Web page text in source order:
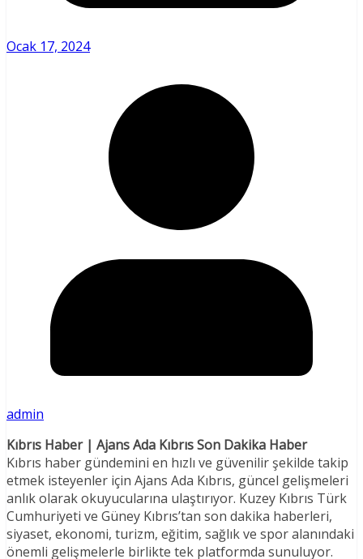
Ocak 17, 2024
admin
Kıbrıs Haber | Ajans Ada Kıbrıs Son Dakika Haber
Kıbrıs haber gündemini en hızlı ve güvenilir şekilde takip
etmek isteyenler için Ajans Ada Kıbrıs, güncel gelişmeleri
anlık olarak okuyucularına ulaştırıyor. Kuzey Kıbrıs Türk
Cumhuriyeti ve Güney Kıbrıs’tan son dakika haberleri,
siyaset, ekonomi, turizm, eğitim, sağlık ve spor alanındaki
önemli gelişmelerle birlikte tek platformda sunuluyor.